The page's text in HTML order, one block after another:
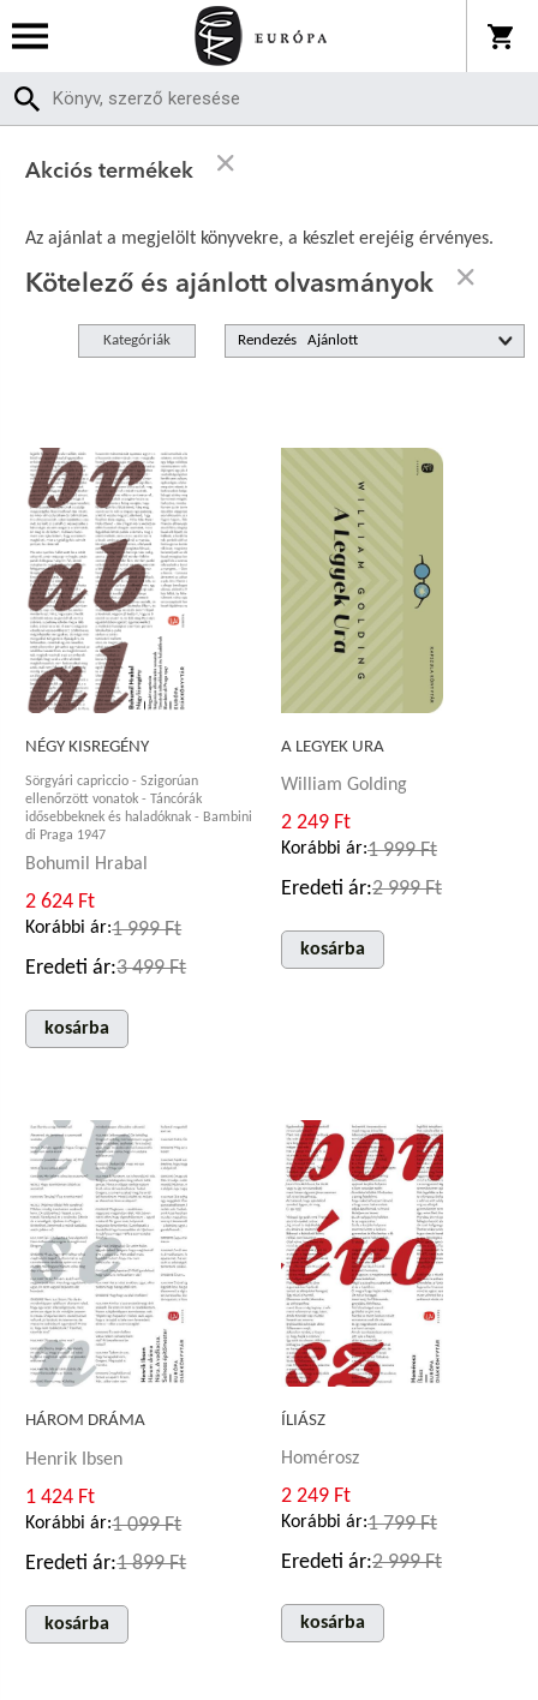
Akciós termékek
Az ajánlat a megjelölt könyvekre, a készlet erejéig érvényes.
Kötelező és ajánlott olvasmányok
Kategóriák Rendezés
NÉGY KISREGÉNY
Sörgyári capriccio - Szigorúan
ellenőrzött vonatok - Táncórák
idősebbeknek és haladóknak - Bambini
di Praga 1947
Bohumil Hrabal
2 624 Ft
Korábbi ár:1 999 Ft
Eredeti ár:3 499 Ft
kosárba
A LEGYEK URA
William Golding
2 249 Ft
Korábbi ár:1 999 Ft
Eredeti ár:2 999 Ft
kosárba
HÁROM DRÁMA
Henrik Ibsen
1 424 Ft
Korábbi ár:1 099 Ft
Eredeti ár:1 899 Ft
kosárba
ÍLIÁSZ
Homérosz
2 249 Ft
Korábbi ár:1 799 Ft
Eredeti ár:2 999 Ft
kosárba